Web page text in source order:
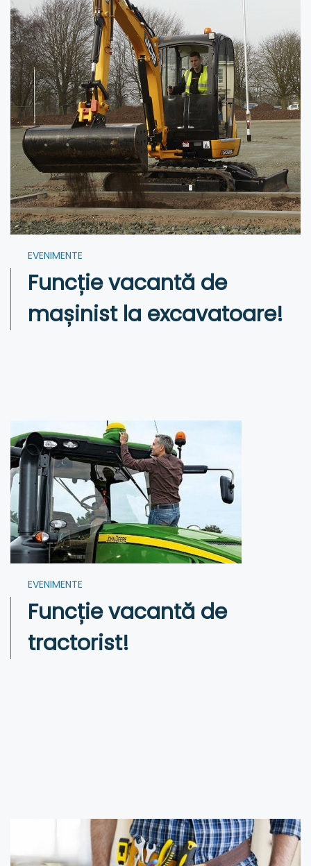
EVENIMENTE
Funcție vacantă de
mașinist la excavatoare!
EVENIMENTE
Funcție vacantă de
tractorist!